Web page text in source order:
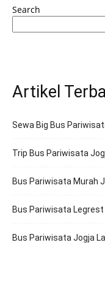
Search
Artikel
Sewa Big Bus
Trip Bus Pariwisata
Bus Pariwisata Murah
Bus Pariwisata
Bus Pariwisata Jogja